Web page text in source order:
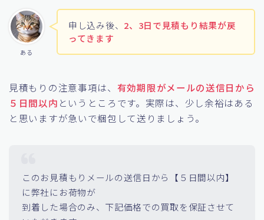
ある
申し込み後、 2、3日で見積もり結果が戻
ってきます
見積もりの注意事項は、 有効期限がメールの送信日から
５日間以内 というところです。実際は、少し余裕はある
と思いますが急いで梱包して送りましょう。
このお見積もりメールの送信日から【５日間以内】
に弊社にお荷物が
到着した場合のみ、下記価格での買取を保証させて